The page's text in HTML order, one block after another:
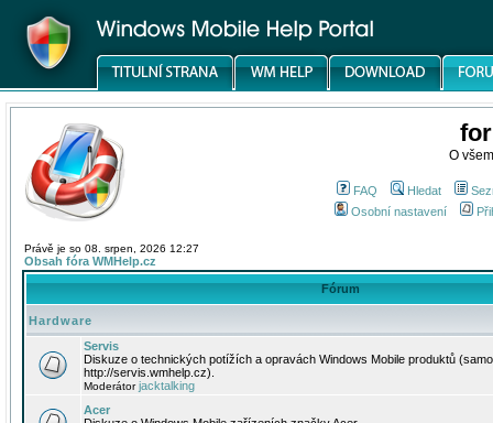
O
FAQ Hledat
Osobní nastavení
Právě je so 08. srpen, 2026 12:27
Obsah fóra WMHelp.cz
Fórum
Hardware
Servis
Diskuze o technických potížích a opravách Windows Mobile produktů
http://servis.wmhelp.cz).
Moderátorjacktalking
Acer